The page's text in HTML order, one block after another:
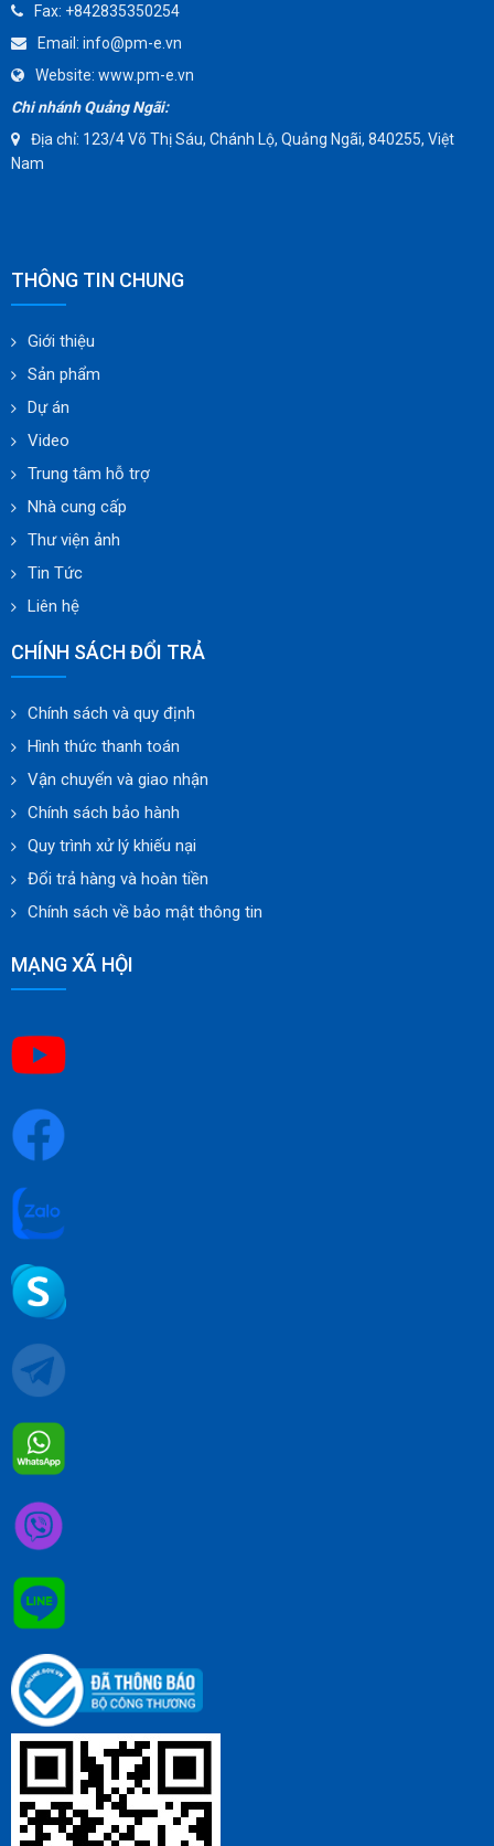
AMMETE
Fax: +842835350254
Email: info@pm-e.vn
Website: www.pm-e.vn
Chi nhánh Quảng Ngãi:
Địa chỉ: 123/4 Võ Thị Sáu, Chánh Lộ, Quảng Ngãi, 840255, Việt
Nam
THÔNG TIN CHUNG
Giới thiệu
Sản phẩm
Dự án
Video
Trung tâm hỗ trợ
Nhà cung cấp
Thư viện ảnh
Tin Tức
Liên hệ
CHÍNH SÁCH ĐỔI TRẢ
Chính sách và quy định
Hình thức thanh toán
Vận chuyển và giao nhận
Chính sách bảo hành
Quy trình xử lý khiếu nại
Đổi trả hàng và hoàn tiền
Chính sách về bảo mật thông tin
MẠNG XÃ HỘI